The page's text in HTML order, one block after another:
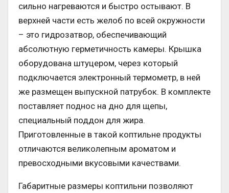
сильно нагреваются и быстро остывают. В
верхней части есть желоб по всей окружности
– это гидрозатвор, обеспечивающий
абсолютную герметичность камеры. Крышка
оборудована штуцером, через который
подключается электронный термометр, в ней
же размещен выпускной патрубок. В комплекте
поставляет поднос на дно для щепы,
специальный поддон для жира.
Приготовленные в такой коптильне продукты
отличаются великолепным ароматом и
превосходными вкусовыми качествами.
Габаритные размеры коптильни позволяют